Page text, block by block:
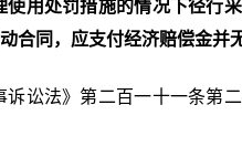
合同，应支付经济赔偿金并
讼法》第二百一十一条第